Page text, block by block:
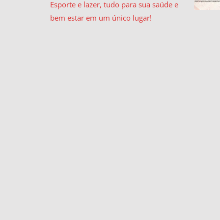
Esporte e lazer, tudo para sua saúde e
bem estar em um único lugar!